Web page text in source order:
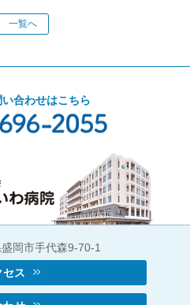
一覧へ
合わせはこちら
岡市手代森9-70-1
セス